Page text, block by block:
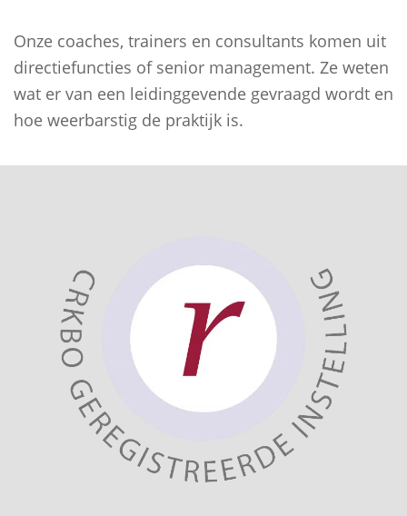
Onze coaches, trainers en consultants komen uit
directiefuncties of senior management. Ze weten
wat er van een leidinggevende gevraagd wordt en
hoe weerbarstig de praktijk is.